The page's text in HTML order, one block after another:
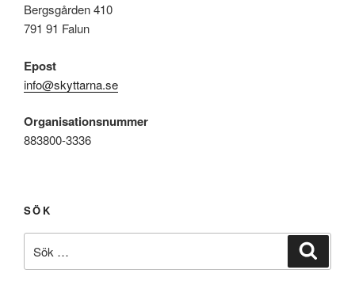
Bergsgården 410
791 91 Falun
Epost
info@skyttarna.se
Organisationsnummer
883800-3336
SÖK
efter: